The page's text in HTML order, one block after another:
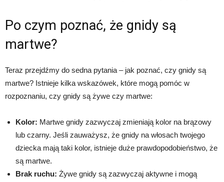
Po czym poznać, że gnidy są
martwe?
Teraz przejdźmy do sedna pytania – jak poznać, czy gnidy są
martwe? Istnieje kilka wskazówek, które mogą pomóc w
rozpoznaniu, czy gnidy są żywe czy martwe:
Kolor: Martwe gnidy zazwyczaj zmieniają kolor na brązowy
lub czarny. Jeśli zauważysz, że gnidy na włosach twojego
dziecka mają taki kolor, istnieje duże prawdopodobieństwo, że
są martwe.
Brak ruchu: Żywe gnidy są zazwyczaj aktywne i mogą